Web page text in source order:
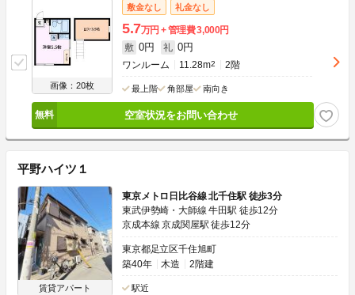
画像：20枚
敷金なし 礼金なし
5.7万円 管理費3,000円
敷 0円 礼 0円
ワンルーム 11.28m2 2階
最上階 角部屋 南向き
空室状況をお問い合わせ
平野ハイツ１
賃貸アパート
東京メトロ日比谷線 北千住駅 徒歩3分
東武伊勢崎・大師線 牛田駅 徒歩12分
京成本線 京成関屋駅 徒歩12分
東京都足立区千住旭町
築40年
木造 2階建
駅近